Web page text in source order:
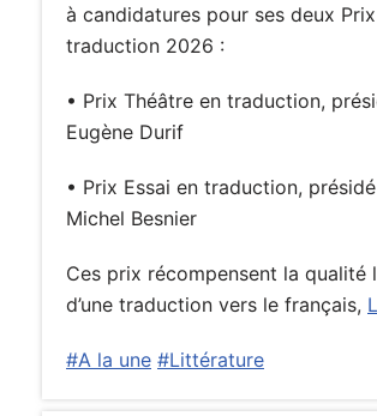
à candidatures pour ses deux
traduction 2026 :
• Prix Théâtre en traduction,
Eugène Durif
• Prix Essai en traduction,
Michel Besnier
Ces prix récompensent la qualité
d’une traduction vers le français,
#A la une #Littérature